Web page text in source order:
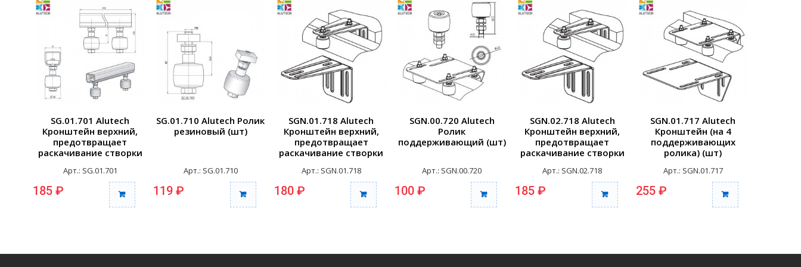
SG.01.701 Alutech
Кронштейн верхний,
предотвращает
раскачивание створки
Арт.: SG.01.701
185 ₽
SG.01.710 Alutech Ролик
резиновый (шт)
Арт.: SG.01.710
119 ₽
SGN.01.718 Alutech
Кронштейн верхний,
предотвращает
раскачивание створки
Арт.: SGN.01.718
180 ₽
SGN.00.720 Alutech
Ролик
поддерживающий (шт)
Арт.: SGN.00.720
100 ₽
SGN.02.718 Alutech
Кронштейн верхний,
предотвращает
раскачивание створки
Арт.: SGN.02.718
185 ₽
SGN.01.717 Alutech
Кронштейн (на 4
поддерживающих
ролика) (шт)
Арт.: SGN.01.717
255 ₽